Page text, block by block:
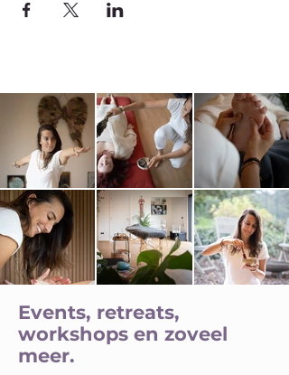
Events, retreats,
workshops en zoveel
meer.